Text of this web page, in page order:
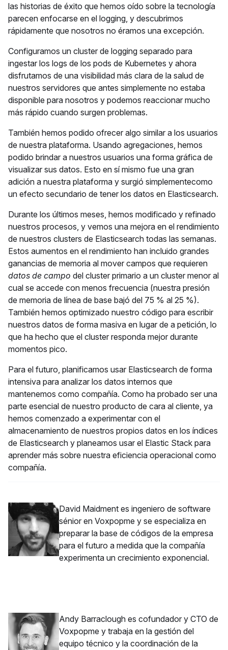
las historias de éxito que hemos oído sobre la tecnología
parecen enfocarse en el logging, y descubrimos
rápidamente que nosotros no éramos una excepción.
Configuramos un cluster de logging separado para
ingestar los logs de los pods de Kubernetes y ahora
disfrutamos de una visibilidad más clara de la salud de
nuestros servidores que antes simplemente no estaba
disponible para nosotros y podemos reaccionar mucho
más rápido cuando surgen problemas.
También hemos podido ofrecer algo similar a los usuarios
de nuestra plataforma. Usando agregaciones, hemos
podido brindar a nuestros usuarios una forma gráfica de
visualizar sus datos. Esto en sí mismo fue una gran
adición a nuestra plataforma y surgió simplementecomo
un efecto secundario de tener los datos en Elasticsearch.
Durante los últimos meses, hemos modificado y refinado
nuestros procesos, y vemos una mejora en el rendimiento
de nuestros clusters de Elasticsearch todas las semanas.
Estos aumentos en el rendimiento han incluido grandes
ganancias de memoria al mover campos que requieren
datos de campo del cluster primario a un cluster menor al
cual se accede con menos frecuencia (nuestra presión
de memoria de línea de base bajó del 75 % al 25 %).
También hemos optimizado nuestro código para escribir
nuestros datos de forma masiva en lugar de a petición, lo
que ha hecho que el cluster responda mejor durante
momentos pico.
Para el futuro, planificamos usar Elasticsearch de forma
intensiva para analizar los datos internos que
mantenemos como compañía. Como ha probado ser una
parte esencial de nuestro producto de cara al cliente, ya
hemos comenzado a experimentar con el
almacenamiento de nuestros propios datos en los índices
de Elasticsearch y planeamos usar el Elastic Stack para
aprender más sobre nuestra eficiencia operacional como
compañía.
David Maidment es ingeniero de software
sénior en Voxpopme y se especializa en
preparar la base de códigos de la empresa
para el futuro a medida que la compañía
experimenta un crecimiento exponencial.
Andy Barraclough es cofundador y CTO de
Voxpopme y trabaja en la gestión del
equipo técnico y la coordinación de la